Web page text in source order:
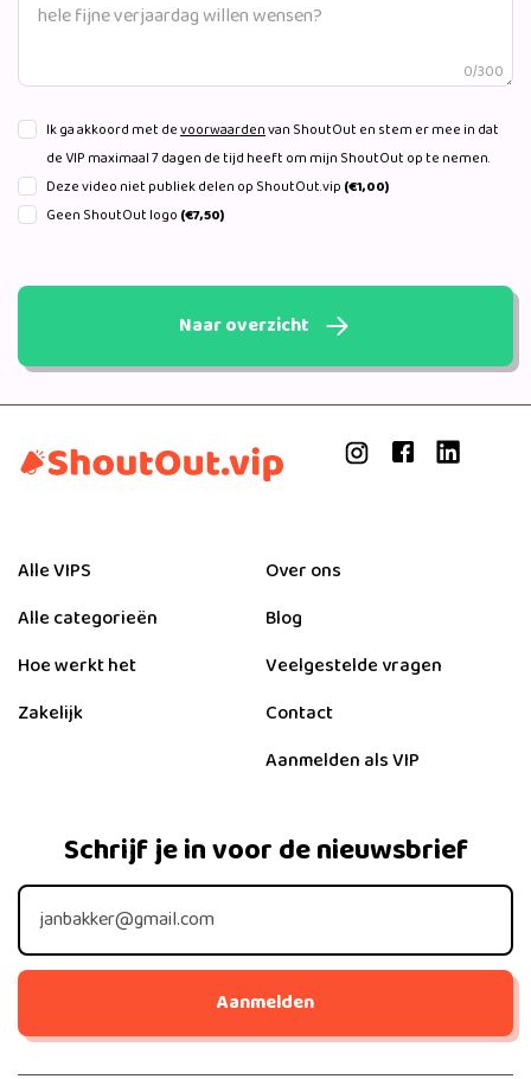
0/300
Ik ga akkoord met devoorwaardenvan ShoutOut en stem er mee in dat
de VIP maximaal 7 dagen de tijd heeft om mijn ShoutOut op te nemen.
Deze video niet publiek delen op ShoutOut.vip (€1,00)
Geen ShoutOut logo (€7,50)
Naar overzicht
Alle VIPS
Alle categorieën
Hoe werkt het
Zakelijk
Over ons
Blog
Veelgestelde vragen
Contact
Aanmelden als VIP
Schrijf je in voor de nieuwsbrief
Aanmelden